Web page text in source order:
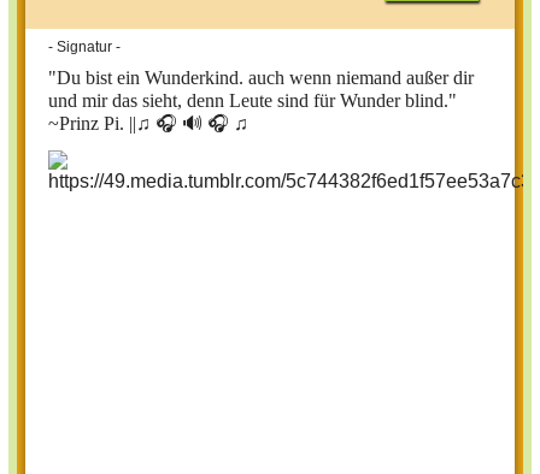
- Signatur -
"Du bist ein Wunderkind. auch wenn niemand außer dir
und mir das sieht, denn Leute sind für Wunder blind."
~Prinz Pi. ||♫ 🎧 🔊 🎧 ♫